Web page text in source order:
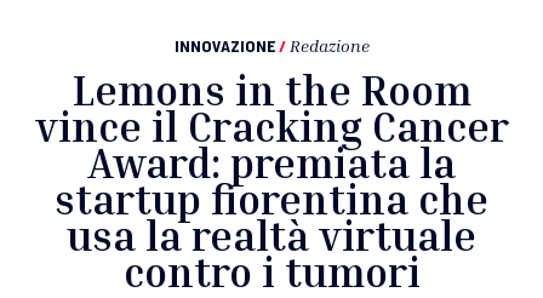
INNOVAZIONE / Redazione
Lemons in the Room
vince il Cracking Cancer
Award: premiata la
startup fiorentina che
usa la realtà virtuale
contro i tumori